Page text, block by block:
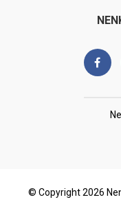
© Copyright 2026